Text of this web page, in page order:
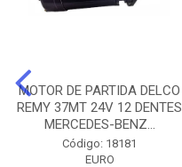
MOTOR DE PARTIDA DELCO
REMY 37MT 24V 12 DENTES
MERCEDES-BENZ...
Código: 18181
EURO